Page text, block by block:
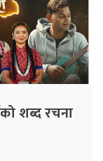
शब्द रचना